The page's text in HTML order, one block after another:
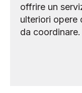
offrire un
ulteriori opere
da coordinare.